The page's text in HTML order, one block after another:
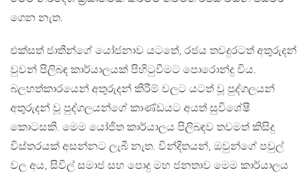
ගෙන නැත.
එක්සත් ජාතීන්ගේ යෝජනාව යටතේ, රජය තවදුරටත් අතුරුදන්
වුවන් පිලිබඳ කාර්යාලයක් පිහිටුවීමට පොරොන්දු විය.
බලහත්කාරයෙන් අතුරුදන් කිරීම් වලට යටත් වූ පුද්ගලයන්
අතුරුදන් වූ පුද්ගලයන්ගේ කාණ්ඩයට අයත් සුවිශේෂී
කොටසකි. මෙම යෝජිත කාර්යාලය පිලිබඳව තවමත් කිසිදු
විස්තරයක් අසන්නට ලැබී නැත. වින්දිතයන්, ඔවුන්ගේ පවුල්
වල අය, සිවිල් සමාජ සහ පොදු මහ ජනතාව මෙම කාර්යාලය